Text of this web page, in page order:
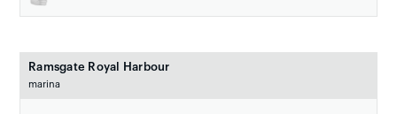
Ramsgate Royal Harbour
marina